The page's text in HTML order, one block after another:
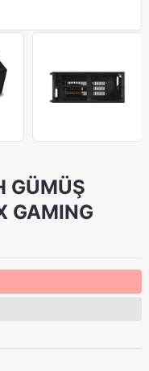
GÜMÜŞ
GAMING